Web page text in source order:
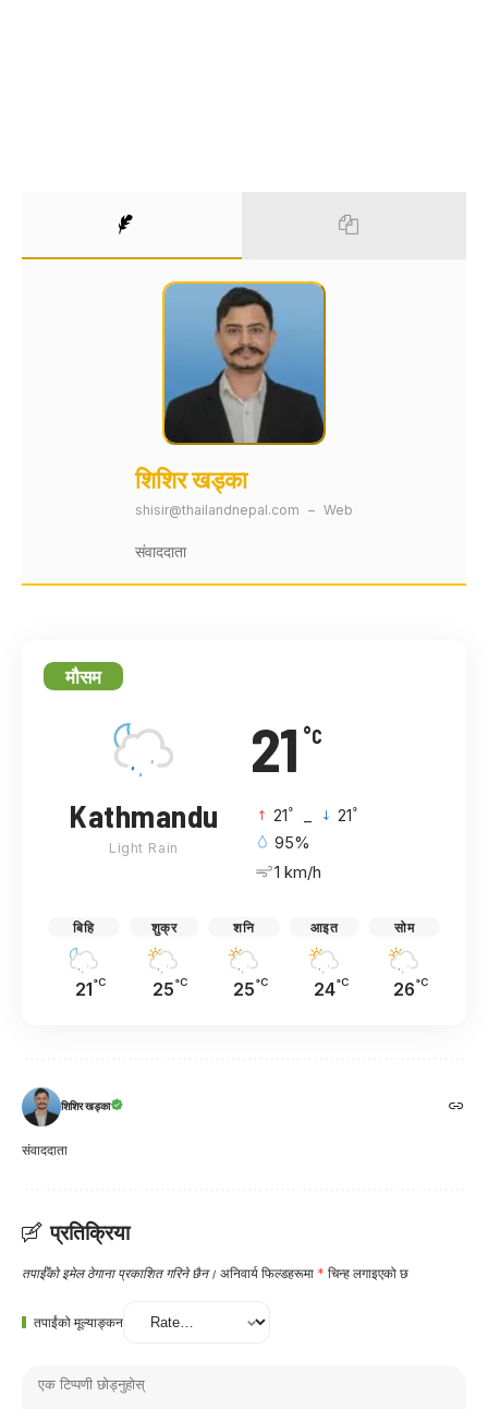
शिशिर खड्का
shisir@thailandnepal.com – Web
संवाददाता
मौसम
21 °C
Kathmandu
Light Rain
21° 21°
95%
1 km/h
बिहि
21°C
शुक्र
25°C
शनि
25°C
आइत
24°C
सोम
26°C
शिशिर खड्का
संवाददाता
प्रतिक्रिया
तपाईँको इमेल ठेगाना प्रकाशित गरिने छैन। अनिवार्य फिल्डहरूमा * चिन्ह लगाइएको छ
तपाईंको मूल्याङ्कन